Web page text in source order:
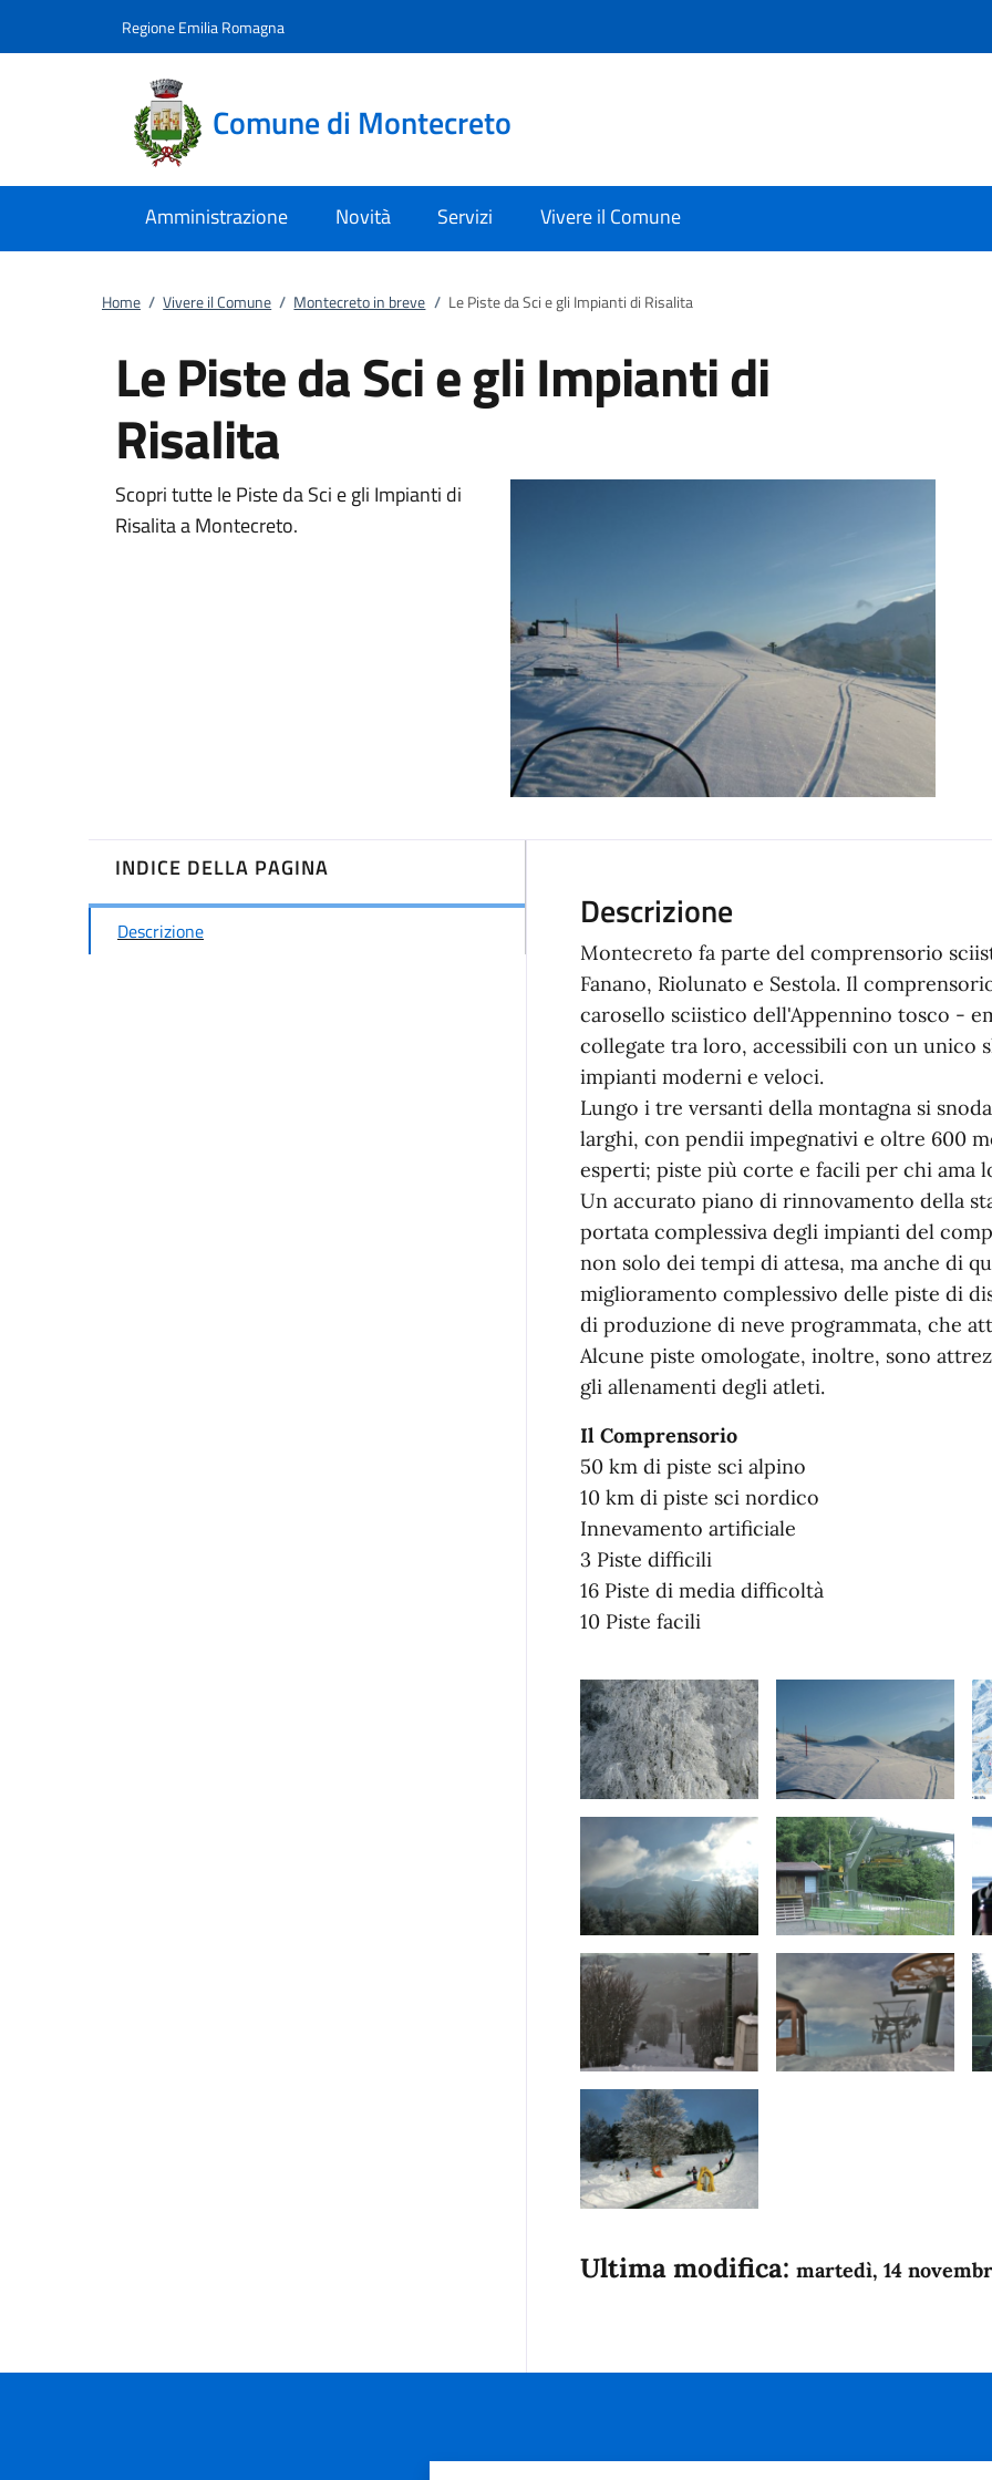
Regione Emilia Romagna
Comune di Montecreto
Amministrazione Novità Servizi Vivere il Comune
Home / Vivere il Comune / Montecreto in breve / Le Piste da Sci e gli Impianti di Risalita
Le Piste da Sci e gli Impianti di
Risalita
Scopri tutte le Piste da Sci e gli Impianti di
Risalita a Montecreto.
INDICE DELLA PAGINA
Descrizione Descrizione
Montecreto fa parte del comprensorio
Fanano, Riolunato e Sestola. Il
carosello sciistico dell'Appennino tosco -
collegate tra loro, accessibili con un unico
impianti moderni e veloci.
Lungo i tre versanti della montagna si
larghi, con pendii impegnativi e oltre 600
esperti; piste più corte e facili per chi ama
Un accurato piano di rinnovamento della
portata complessiva degli impianti del
non solo dei tempi di attesa, ma anche di
miglioramento complessivo delle piste di
di produzione di neve programmata, che
Alcune piste omologate, inoltre, sono
gli allenamenti degli atleti.
Il Comprensorio
50 km di piste sci alpino
10 km di piste sci nordico
Innevamento artificiale
3 Piste difficili
16 Piste di media difficoltà
10 Piste facili
Ultima modifica: martedì, 14